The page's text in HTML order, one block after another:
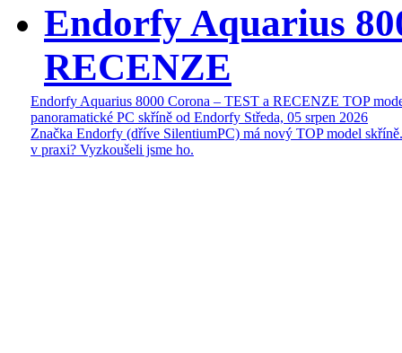
Endorfy Aquarius
RECENZE
Endorfy Aquarius 8000 Corona – TEST a RECENZE TOP
panoramatické PC skříně od Endorfy Středa, 05 srpen 2026
Značka Endorfy (dříve SilentiumPC) má nový TOP model
v praxi? Vyzkoušeli jsme ho.